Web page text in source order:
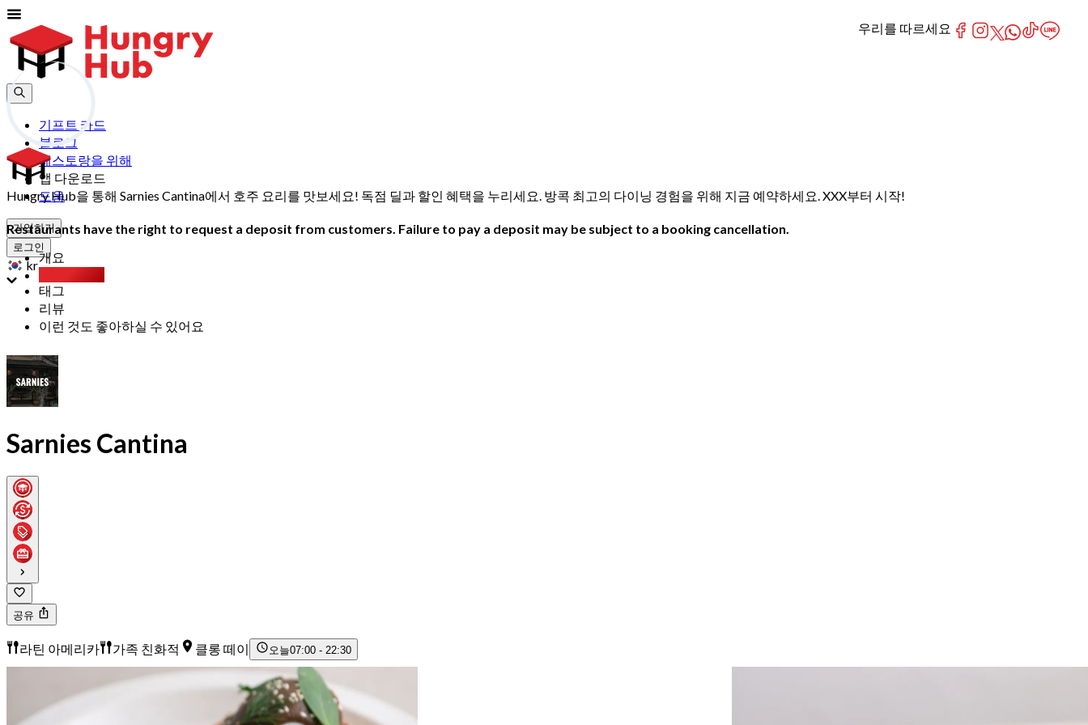
기프트 카드
블로그
레스토랑을 위해
앱 다운로드
도움
가입하기
로그인
kr
Hungry Hub을 통해 Sarnies Cantina에서 호주 요리를 맛보세요! 독점 딜과 할인 혜택을 누리세요. 방콕 최고의 다이닝 경험을 위해 지금 예약하세요. XXX부터 시작!
Restaurants have the right to request a deposit from customers. Failure to pay a deposit may be subject to a booking cancellation.
개요
태그
리뷰
이런 것도 좋아하실 수 있어요
Sarnies Cantina
공유
라틴 아메리카 가족 친화적 클롱 떼이 오늘07:00 - 22:30
우리를 따르세요